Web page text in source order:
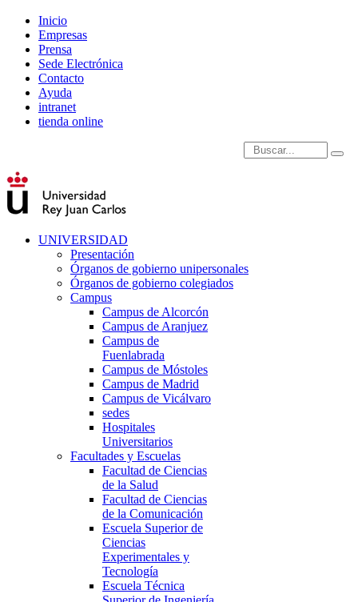
Inicio
Empresas
Prensa
Sede Electrónica
Contacto
Ayuda
intranet
tienda online
Introduce términos de
UNIVERSIDAD
Presentación
Órganos de gobierno unipersonales
Órganos de gobierno colegiados
Campus
Campus de Alcorcón
Campus de Aranjuez
Campus de
Fuenlabrada
Campus de Móstoles
Campus de Madrid
Campus de Vicálvaro
sedes
Hospitales
Universitarios
Facultades y Escuelas
Facultad de Ciencias
de la Salud
Facultad de Ciencias
de la Comunicación
Escuela Superior de
Ciencias
Experimentales y
Tecnología
Escuela Técnica